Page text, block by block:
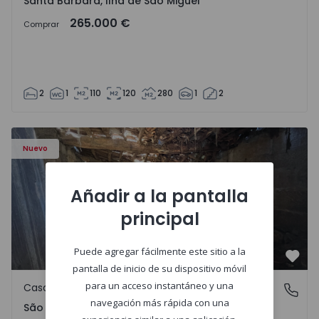
Comprar 265.000 €
2 1 110 120 280 1 2
Nuevo
Casa Vila Real, São Tomé do Castelo e Justes - 1575189 - 1
São Tomé do Castelo e Justes, Vila Real
Casa de Campo
São Tomé do Castelo e Justes, Vila Real
Añadir a la pantalla
principal
Puede agregar fácilmente este sitio a la
pantalla de inicio de su dispositivo móvil
para un acceso instantáneo y una
navegación más rápida con una